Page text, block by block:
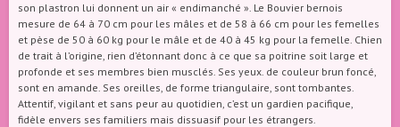
son plastron lui donnent un air « endimanché ». Le Bouvier bernois
mesure de 64 à 70 cm pour les mâles et de 58 à 66 cm pour les femelles
et pèse de 50 à 60 kg pour le mâle et de 40 à 45 kg pour la femelle. Chien
de trait à l’origine, rien d’étonnant donc à ce que sa poitrine soit large et
profonde et ses membres bien musclés. Ses yeux. de couleur brun foncé,
sont en amande. Ses oreilles, de forme triangulaire, sont tombantes.
Attentif, vigilant et sans peur au quotidien, c’est un gardien pacifique,
fidèle envers ses familiers mais dissuasif pour les étrangers.